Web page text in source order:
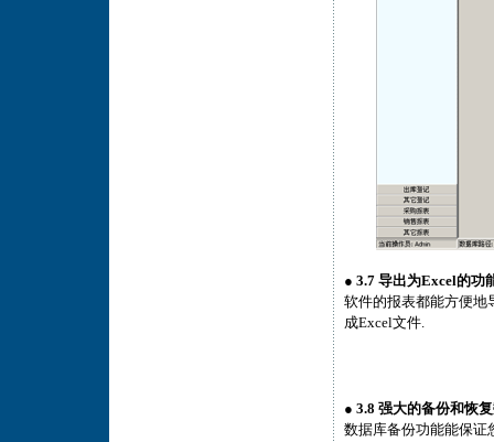
● 3.7 导出为Excel的功
软件的报表都能方便地
成Excel文件.
● 3.8 强大的备份和恢
数据库备份功能能保证